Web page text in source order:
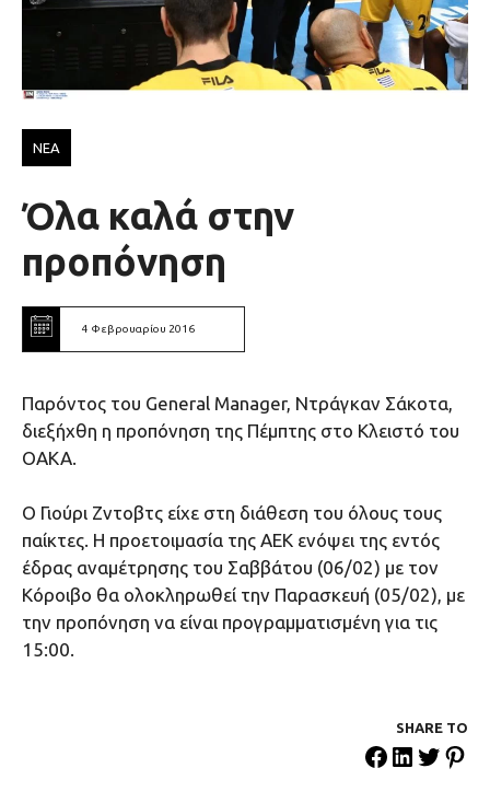
ΝΕΑ
Όλα καλά στην
προπόνηση
4 Φεβρουαρίου 2016
Παρόντος του General Manager, Ντράγκαν Σάκοτα,
διεξήχθη η προπόνηση της Πέμπτης στο Κλειστό του
ΟΑΚΑ.
Ο Γιούρι Ζντοβτς είχε στη διάθεση του όλους τους
παίκτες. Η προετοιμασία της ΑΕΚ ενόψει της εντός
έδρας αναμέτρησης του Σαββάτου (06/02) με τον
Κόροιβο θα ολοκληρωθεί την Παρασκευή (05/02), με
την προπόνηση να είναι προγραμματισμένη για τις
15:00.
SHARE ΤΟ